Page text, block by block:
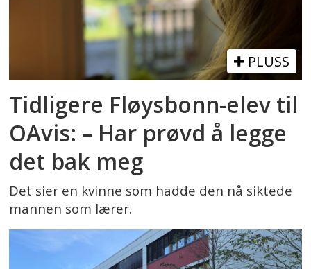
PLUSS
Tidligere Fløysbonn-elev til
OAvis: – Har prøvd å legge
det bak meg
Det sier en kvinne som hadde den nå siktede
mannen som lærer.